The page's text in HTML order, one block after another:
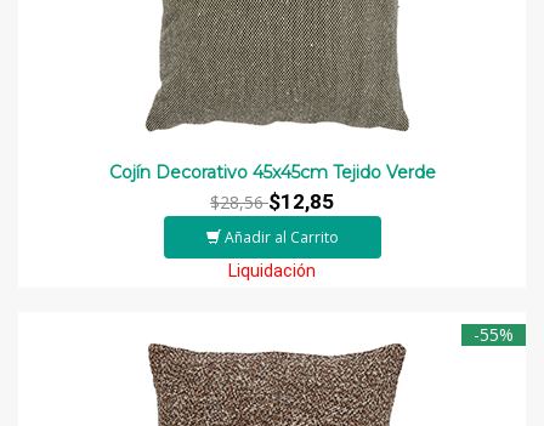
Cojín Decorativo 45x45cm Tejido Verde
$28,56$12,85
Añadir al Carrito
Liquidación
-55%